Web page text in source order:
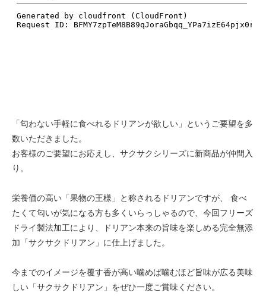
「匂わない手軽に食べれるドリアンが欲しい」というご要望を多
数いただきました。
お客様のご要望にお応えし、サクサクシリーズに新商品が仲間入
り。
栄養価の高い「果物の王様」と称されるドリアンですが、 食べ
たくて匂いが気になる方も多くいらっしゃるので、今回フリーズ
ドライ製法加工により、ドリアン本来の旨味を楽しめる完全無添
加「サクサクドリアン」に仕上げました。
今までのイメージを覆す香が高い噛めば噛むほど旨味が広る美味
しい「サクサクドリアン」をぜひ一度ご賞味ください。